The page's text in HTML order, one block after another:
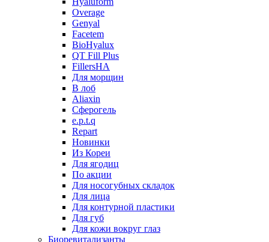
Overage
Genyal
Facetem
BioHyalux
QT Fill Plus
FillersHA
Для морщин
В лоб
Aliaxin
Сферогель
e.p.t.q
Repart
Новинки
Из Кореи
Для ягодиц
По акции
Для носогубных складок
Для лица
Для контурной пластики
Для губ
Для кожи вокруг глаз
Биоревитализанты